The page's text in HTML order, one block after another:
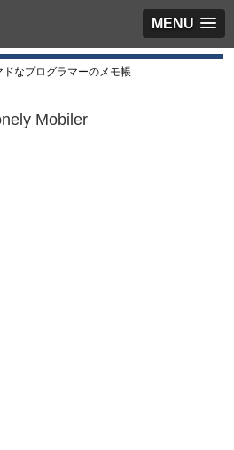
MENU
ドなプログラマーのメモ帳
Mobiler